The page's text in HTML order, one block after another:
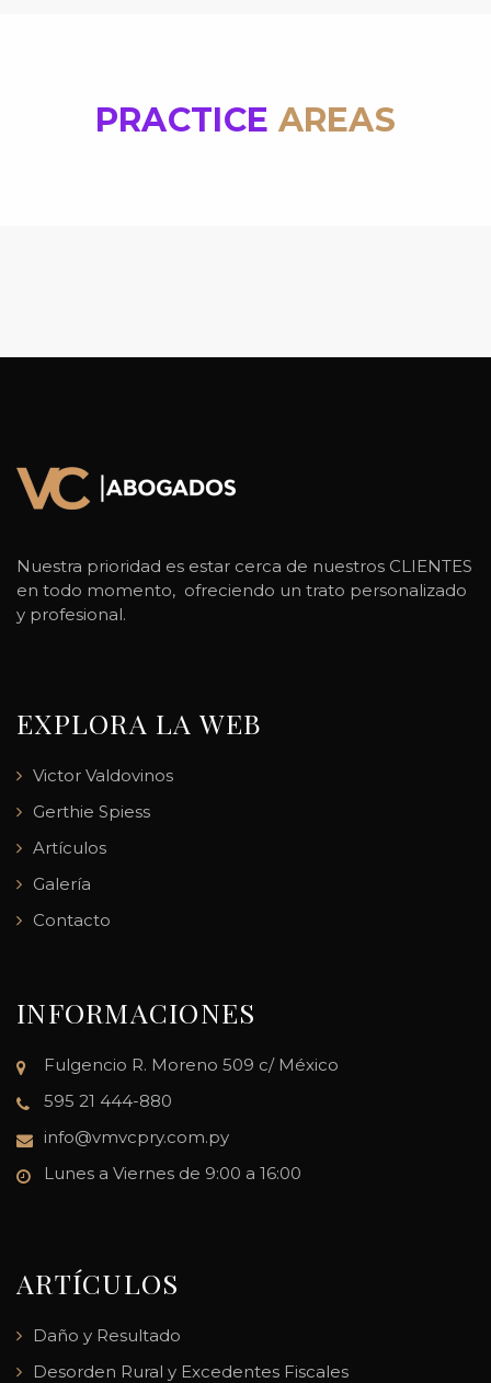
PRACTICE AREAS
Nuestra prioridad es estar cerca de nuestros CLIENTES
en todo momento, ofreciendo un trato personalizado
y profesional.
EXPLORA LA WEB
Victor Valdovinos
Gerthie Spiess
Artículos
Galería
Contacto
INFORMACIONES
Fulgencio R. Moreno 509 c/ México
595 21 444-880
info@vmvcpry.com.py
Lunes a Viernes de 9:00 a 16:00
ARTÍCULOS
Daño y Resultado
Desorden Rural y Excedentes Fiscales